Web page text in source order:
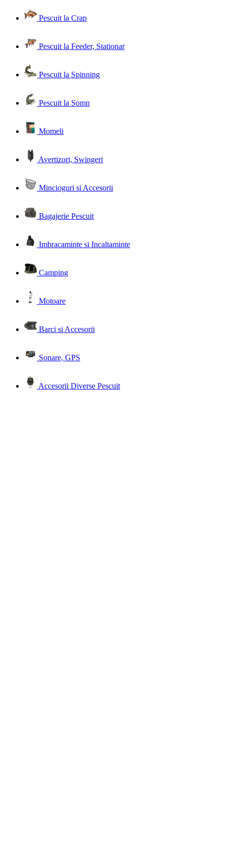
Pescuit la Crap
Pescuit la Feeder, Stationar
Pescuit la Spinning
Pescuit la Somn
Momeli
Avertizori, Swingeri
Mincioguri si Accesorii
Bagajerie Pescuit
Imbracaminte si Incaltaminte
Camping
Motoare
Barci si Accesorii
Sonare, GPS
Accesorii Diverse Pescuit